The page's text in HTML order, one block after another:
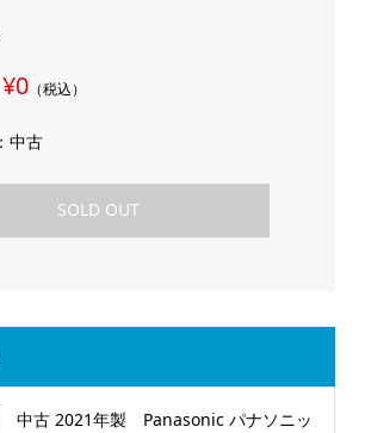
¥0（税込）
中古
SOLD OUT
中古 2021年製 Panasonic パナソニッ